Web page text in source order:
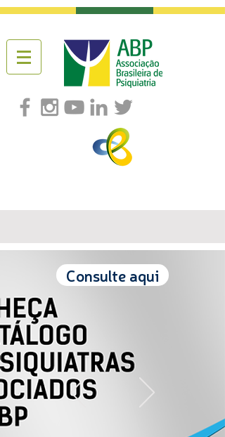
Consulte aqui